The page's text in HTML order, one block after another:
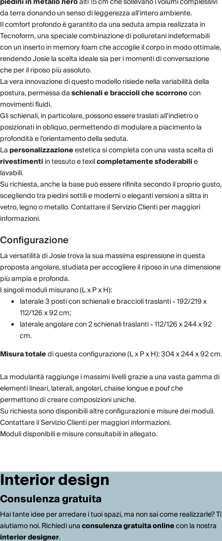
da terra donando un senso di leggerezza all'intero ambiente.
Il comfort profondo è garantito da una seduta ampia realizzata in
Tecnoform, una speciale combinazione di poliuretani indeformabili
con un inserto in memory foam che accoglie il corpo in modo ottimale,
rendendo Josie la scelta ideale sia per i momenti di conversazione
che per il riposo più assoluto.
La vera innovazione di questo modello risiede nella variabilità della
postura, permessa daschienali e braccioli che scorronocon
movimenti fluidi.
Gli schienali, in particolare, possono essere traslati all'indietro o
posizionati in obliquo, permettendo di modulare a piacimento la
profondità e l'orientamento della seduta.
Lapersonalizzazioneestetica si completa con una vasta scelta di
rivestimentiin tessuto e texilcompletamente sfoderabilie
lavabili.
Su richiesta, anche la base può essere rifinita secondo il proprio gusto,
scegliendo tra piedini sottili e moderni o eleganti versioni a slitta in
vetro, legno o metallo. Contattare il Servizio Clienti per maggiori
informazioni.
Configurazione
La versatilità di Josie trova la sua massima espressione in questa
proposta angolare, studiata per accogliere il riposo in una dimensione
più ampia e profonda.
I singoli moduli misurano (L x P x H):
laterale 3 posti con schienali e braccioli traslanti - 192/219 x
112/126 x 92 cm;
laterale angolare con 2 schienali traslanti - 112/126 x 244 x 92
cm.
Misura totaledi questa configurazione (L x P x H): 304 x 244 x 92 cm.
La modularità raggiunge i massimi livelli grazie a una vasta gamma di
elementi lineari, laterali, angolari, chaise longue e pouf che
permettono di creare composizioni uniche.
Su richiesta sono disponibili altre configurazioni e misure dei moduli.
Contattare il Servizio Clienti per maggiori informazioni.
Moduli disponibili e misure consultabili in allegato.
Interior design
Consulenza gratuita
Hai tante idee per arredare i tuoi spazi, ma non sai come realizzarle? Ti
aiutiamo noi. Richiedi unaconsulenza gratuita onlinecon la nostra
interior designer.